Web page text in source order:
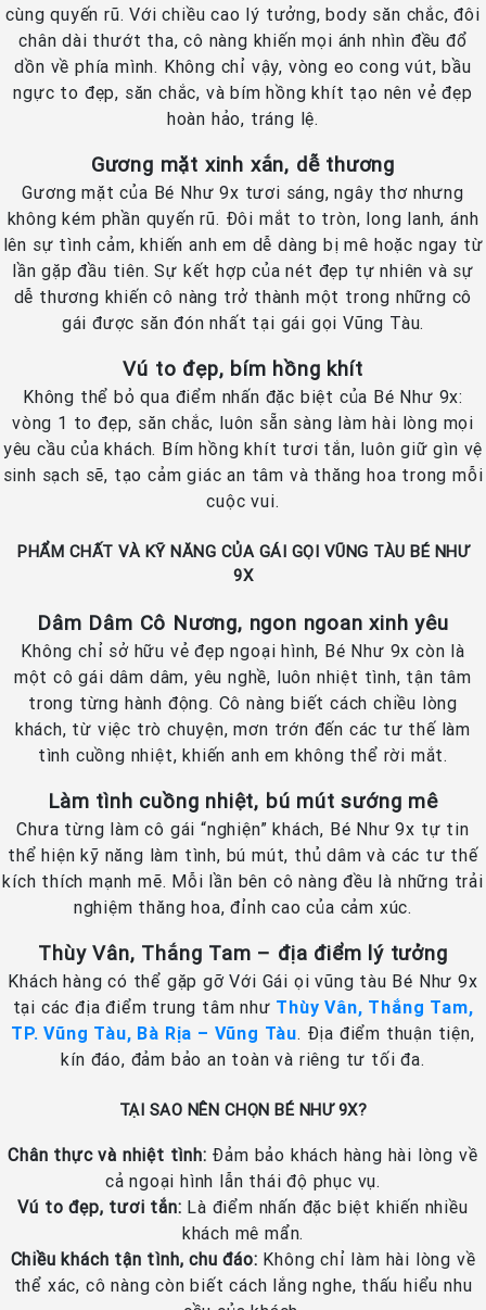
cùng quyến rũ. Với chiều cao lý tưởng, body săn chắc, đôi
chân dài thướt tha, cô nàng khiến mọi ánh nhìn đều đổ
dồn về phía mình. Không chỉ vậy, vòng eo cong vút, bầu
ngực to đẹp, săn chắc, và bím hồng khít tạo nên vẻ đẹp
hoàn hảo, tráng lệ.
Gương mặt xinh xắn, dễ thương
Gương mặt của Bé Như 9x tươi sáng, ngây thơ nhưng
không kém phần quyến rũ. Đôi mắt to tròn, long lanh, ánh
lên sự tình cảm, khiến anh em dễ dàng bị mê hoặc ngay từ
lần gặp đầu tiên. Sự kết hợp của nét đẹp tự nhiên và sự
dễ thương khiến cô nàng trở thành một trong những cô
gái được săn đón nhất tại gái gọi Vũng Tàu.
Vú to đẹp, bím hồng khít
Không thể bỏ qua điểm nhấn đặc biệt của Bé Như 9x:
vòng 1 to đẹp, săn chắc, luôn sẵn sàng làm hài lòng mọi
yêu cầu của khách. Bím hồng khít tươi tắn, luôn giữ gìn vệ
sinh sạch sẽ, tạo cảm giác an tâm và thăng hoa trong mỗi
cuộc vui.
PHẨM CHẤT VÀ KỸ NĂNG CỦA GÁI GỌI VŨNG TÀU BÉ NHƯ
9X
Dâm Dâm Cô Nương, ngon ngoan xinh yêu
Không chỉ sở hữu vẻ đẹp ngoại hình, Bé Như 9x còn là
một cô gái dâm dâm, yêu nghề, luôn nhiệt tình, tận tâm
trong từng hành động. Cô nàng biết cách chiều lòng
khách, từ việc trò chuyện, mơn trớn đến các tư thế làm
tình cuồng nhiệt, khiến anh em không thể rời mắt.
Làm tình cuồng nhiệt, bú mút sướng mê
Chưa từng làm cô gái “nghiện” khách, Bé Như 9x tự tin
thể hiện kỹ năng làm tình, bú mút, thủ dâm và các tư thế
kích thích mạnh mẽ. Mỗi lần bên cô nàng đều là những trải
nghiệm thăng hoa, đỉnh cao của cảm xúc.
Thùy Vân, Thắng Tam – địa điểm lý tưởng
Khách hàng có thể gặp gỡ Với Gái ọi vũng tàu Bé Như 9x
tại các địa điểm trung tâm như Thùy Vân, Thắng Tam,
TP. Vũng Tàu, Bà Rịa – Vũng Tàu. Địa điểm thuận tiện,
kín đáo, đảm bảo an toàn và riêng tư tối đa.
TẠI SAO NÊN CHỌN BÉ NHƯ 9X?
Chân thực và nhiệt tình: Đảm bảo khách hàng hài lòng về
cả ngoại hình lẫn thái độ phục vụ.
Vú to đẹp, tươi tắn: Là điểm nhấn đặc biệt khiến nhiều
khách mê mẩn.
Chiều khách tận tình, chu đáo: Không chỉ làm hài lòng về
thể xác, cô nàng còn biết cách lắng nghe, thấu hiểu nhu